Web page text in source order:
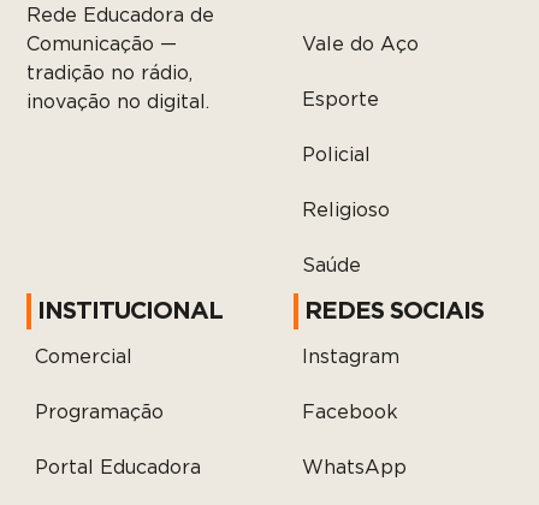
Rede Educadora de
Comunicação —
tradição no rádio,
inovação no digital.
Vale do Aço
Esporte
Policial
Religioso
Saúde
INSTITUCIONAL
Comercial
Programação
Portal Educadora
REDES SOCIAIS
Instagram
Facebook
WhatsApp